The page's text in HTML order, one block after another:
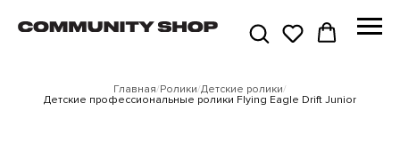
Главная/Ролики/Детские ролики/
Детские профессиональные ролики Flying Eagle Drift Junior